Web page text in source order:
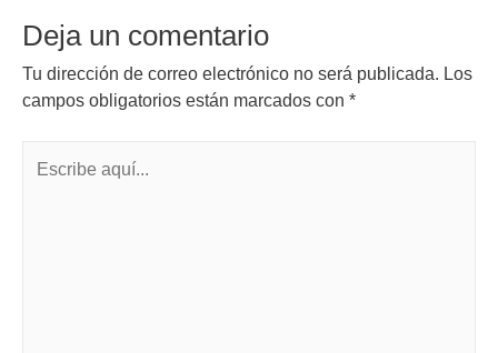
Deja un comentario
Tu dirección de correo electrónico no será publicada. Los
campos obligatorios están marcados con *